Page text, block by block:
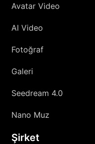
Avatar Video
AI Video
Fotoğraf
Galeri
Seedream 4.0
Nano Muz
Şirket